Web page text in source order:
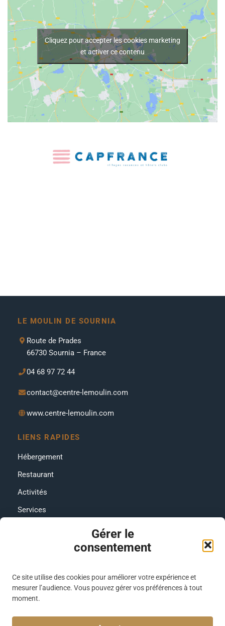
Gérer le
consentement
Ce site utilise des cookies pour améliorer votre expérience et
mesurer l’audience. Vous pouvez gérer vos préférences à tout
moment.
Cliquez pour accepter les cookies marketing
et activer ce contenu
LE MOULIN DE SOURNIA
Route de Prades
66730 Sournia – France
04 68 97 72 44
contact@centre-lemoulin.com
www.centre-lemoulin.com
LIENS RAPIDES
Hébergement
Restaurant
Activités
Services
RÉSEAUX SOCIAUX
Instagram